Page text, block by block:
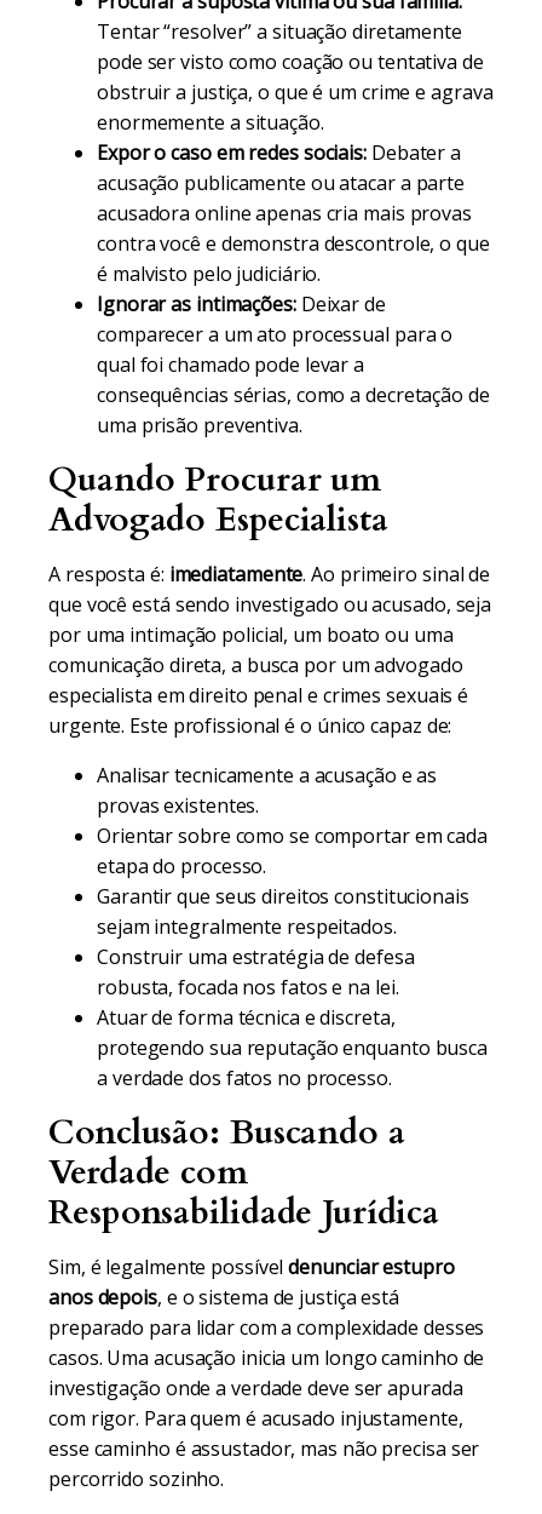
Tentar “resolver” a situação diretamente
pode ser visto como coação ou tentativa de
obstruir a justiça, o que é um crime e agrava
enormemente a situação.
Expor o caso em redes sociais: Debater a
acusação publicamente ou atacar a parte
acusadora online apenas cria mais provas
contra você e demonstra descontrole, o que
é malvisto pelo judiciário.
Ignorar as intimações:Deixar de
comparecer a um ato processual para o
qual foi chamado pode levar a
consequências sérias, como a decretação de
uma prisão preventiva.
Quando Procurar um
Advogado Especialista
A resposta é: imediatamente. Ao primeiro sinal de
que você está sendo investigado ou acusado, seja
por uma intimação policial, um boato ou uma
comunicação direta, a busca por um advogado
especialista em direito penal e crimes sexuais é
urgente. Este profissional é o único capaz de:
Analisar tecnicamente a acusação e as
provas existentes.
Orientar sobre como se comportar em cada
etapa do processo.
Garantir que seus direitos constitucionais
sejam integralmente respeitados.
Construir uma estratégia de defesa
robusta, focada nos fatos e na lei.
Atuar de forma técnica e discreta,
protegendo sua reputação enquanto busca
a verdade dos fatos no processo.
Conclusão: Buscando a
Verdade com
Responsabilidade Jurídica
Sim, é legalmente possíveldenunciar estupro
anos depois, e o sistema de justiça está
preparado para lidar com a complexidade desses
casos. Uma acusação inicia um longo caminho de
investigação onde a verdade deve ser apurada
com rigor. Para quem é acusado injustamente,
esse caminho é assustador, mas não precisa ser
percorrido sozinho.